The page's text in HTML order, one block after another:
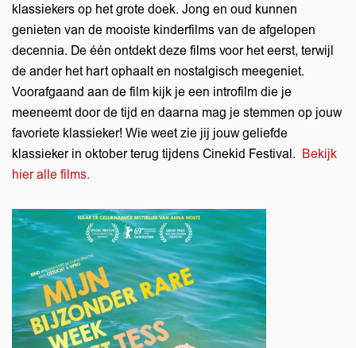
klassiekers op het grote doek. Jong en oud kunnen
genieten van de mooiste kinderfilms van de afgelopen
decennia. De één ontdekt deze films voor het eerst, terwijl
de ander het hart ophaalt en nostalgisch meegeniet.
Voorafgaand aan de film kijk je een introfilm die je
meeneemt door de tijd en daarna mag je stemmen op jouw
favoriete klassieker! Wie weet zie jij jouw geliefde
klassieker in oktober terug tijdens Cinekid Festival. Bekijk
hier alle films.